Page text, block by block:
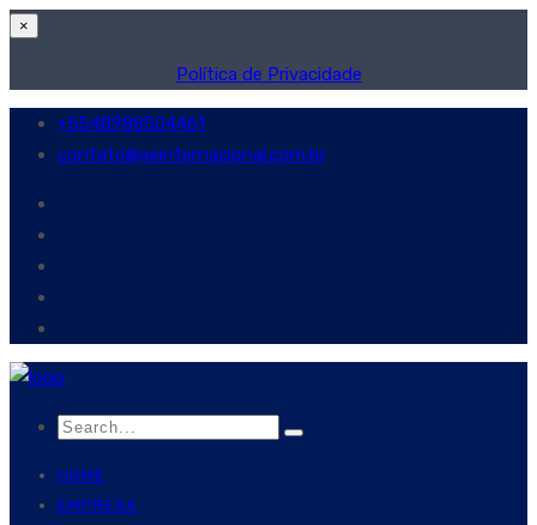
×
Política de Privacidade
+5548988504461
contato@aeinternacional.com.br
HOME
EMPRESA